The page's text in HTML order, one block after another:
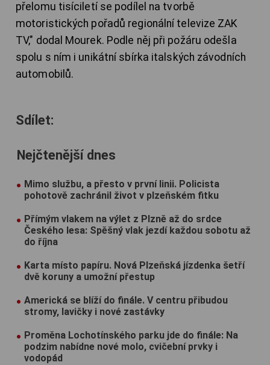
přelomu tisíciletí se podílel na tvorbě
motoristických pořadů regionální televize ZAK
TV," dodal Mourek. Podle něj při požáru odešla
spolu s ním i unikátní sbírka italských závodních
automobilů.
Sdílet:
Nejčtenější dnes
Mimo službu, a přesto v první linii. Policista
pohotově zachránil život v plzeňském fitku
Přímým vlakem na výlet z Plzně až do srdce
Českého lesa: Spěšný vlak jezdí každou sobotu až
do října
Karta místo papíru. Nová Plzeňská jízdenka šetří
dvě koruny a umožní přestup
Americká se blíží do finále. V centru přibudou
stromy, lavičky i nové zastávky
Proměna Lochotínského parku jde do finále: Na
podzim nabídne nové molo, cvičební prvky i
vodopád